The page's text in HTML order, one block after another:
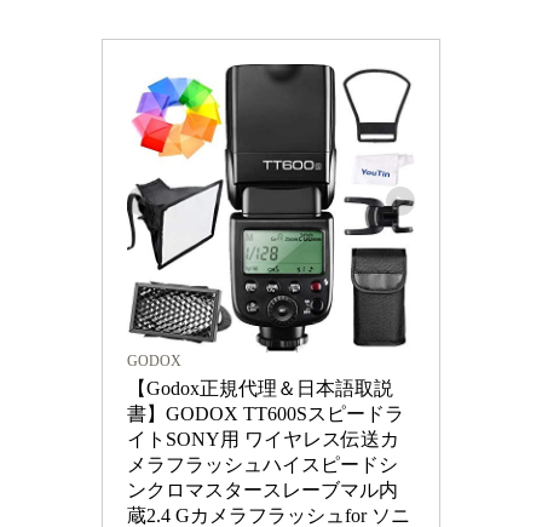
GODOX
【Godox正規代理＆日本語取説
書】GODOX TT600Sスピードラ
イトSONY用 ワイヤレス伝送カ
メラフラッシュハイスピードシ
ンクロマスタースレーブマル内
蔵2.4 Gカメラフラッシュfor ソニ